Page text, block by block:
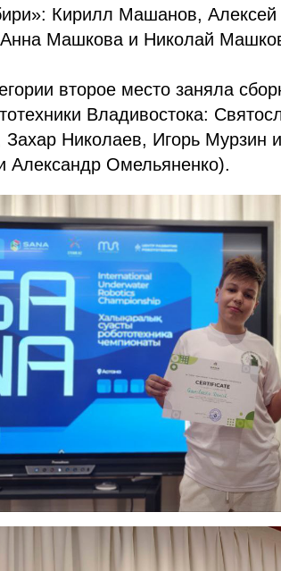
Кирилл Машанов, Алексей
Анна Машкова и Николай
второе место заняла
Владивостока:
Захар Николаев, Игорь Мурзин
Александр Омельяненко).